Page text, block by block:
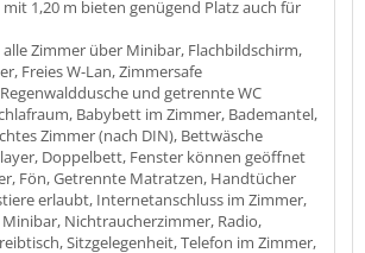
mit 1,20 m bieten genügend Platz auch für
Zimmer über Minibar, Flachbildschirm,
Freies W-Lan, Zimmersafe
und getrennte WC
Babybett im Zimmer, Bademantel,
Zimmer (nach DIN), Bettwäsche
Doppelbett, Fenster können geöffnet
Fön, Getrennte Matratzen, Handtücher
erlaubt, Internetanschluss im Zimmer,
Nichtraucherzimmer, Radio,
Sitzgelegenheit, Telefon im Zimmer,